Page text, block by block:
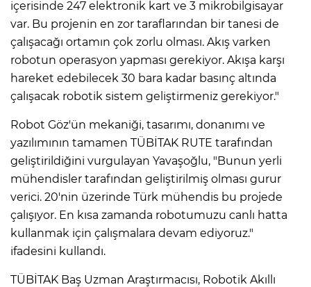
içerisinde 247 elektronik kart ve 3 mikrobilgisayar
var. Bu projenin en zor taraflarından bir tanesi de
çalışacağı ortamın çok zorlu olması. Akış varken
robotun operasyon yapması gerekiyor. Akışa karşı
hareket edebilecek 30 bara kadar basınç altında
çalışacak robotik sistem geliştirmeniz gerekiyor."
Robot Göz'ün mekaniği, tasarımı, donanımı ve
yazılımının tamamen TÜBİTAK RUTE tarafından
geliştirildiğini vurgulayan Yavaşoğlu, "Bunun yerli
mühendisler tarafından geliştirilmiş olması gurur
verici. 20'nin üzerinde Türk mühendis bu projede
çalışıyor. En kısa zamanda robotumuzu canlı hatta
kullanmak için çalışmalara devam ediyoruz."
ifadesini kullandı.
TÜBİTAK Baş Uzman Araştırmacısı, Robotik Akıllı